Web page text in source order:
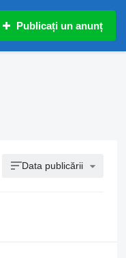
Publicați un anunț
Data publicării